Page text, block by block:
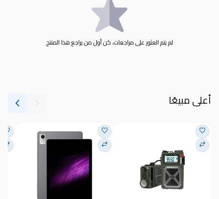
لم يتم العثور على مراجعات، كن أول من يراجع هذا المنتج
أعلى مبيعًا